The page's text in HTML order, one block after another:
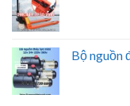
Bộ nguồn